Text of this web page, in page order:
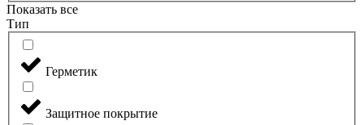
Показать все
Тип
Герметик
Защитное покрытие